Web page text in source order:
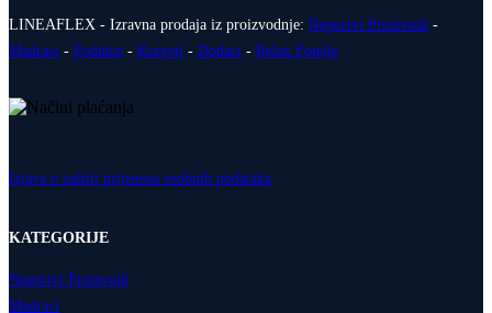
LINEAFLEX - Izravna prodaja iz proizvodnje: Negorivi Proizvodi -
Madraci - Podnice - Kreveti - Dodaci - Relax Fotelje
Izjava o zaštiti prijenosa osobnih podataka
KATEGORIJE
Negorivi Proizvodi
Madraci